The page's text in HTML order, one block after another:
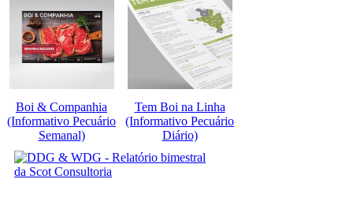
Boi & Companhia
(Informativo Pecuário
Semanal)
Tem Boi na Linha
(Informativo Pecuário
Diário)